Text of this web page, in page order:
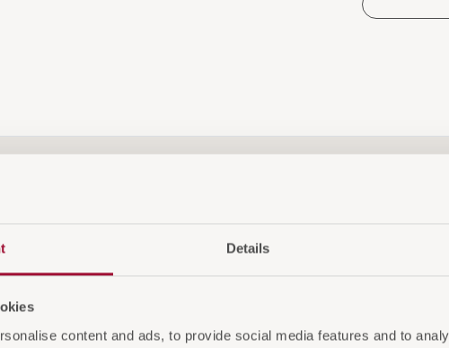
Details
content and ads, to provide social media features and to